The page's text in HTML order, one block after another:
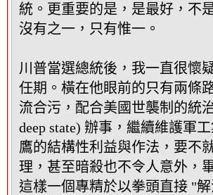
統。更重要的是，是最好，不
沒有之一，只有惟一。
川普當選總統後，我一直很懷
任期。橫在他眼前的只有兩條
流合污，配合美國世襲制的統
deep state) 辦事，繼續維護軍
鷹的結構性利益與作法，要不
理，甚至暗殺也不令人意外，
這樣一個專精於以拳頭直接 "